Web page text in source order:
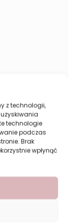
z technologii,
technologie
podczas
Brak
wpłynąć